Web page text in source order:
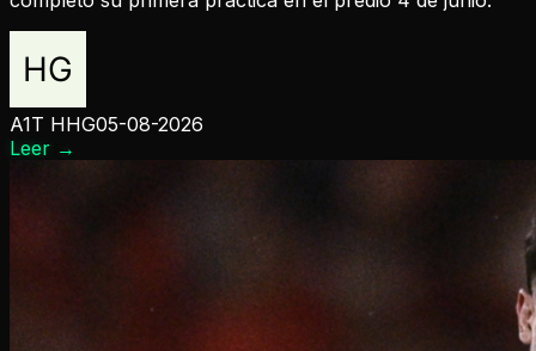
A1T HHG05-08-2026
Leer →